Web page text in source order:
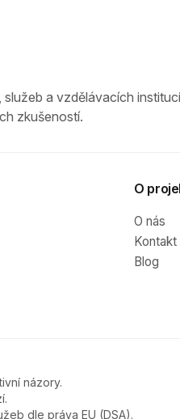
a vzdělávacích
zkušeností.
O
O nás
Kontakt
Blog
názory.
dle práva EU (DSA).